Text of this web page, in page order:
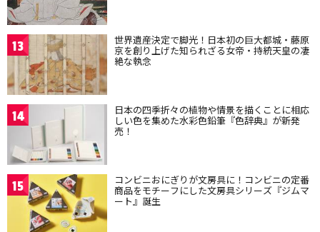
13 世界遺産決定で脚光！日本初の巨大都城・藤原
京を創り上げた知られざる女帝・持統天皇の凄
絶な執念
14 日本の四季折々の植物や情景を描くことに相応
しい色を集めた水彩色鉛筆『色辞典』が新発
売！
15 コンビニおにぎりが文房具に！コンビニの定番
商品をモチーフにした文房具シリーズ『ジムマ
ート』誕生